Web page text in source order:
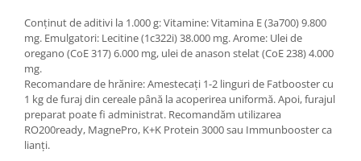
Conținut de aditivi la 1.000 g: Vitamine: Vitamina E (3a700) 9.800
mg. Emulgatori: Lecitine (1c322i) 38.000 mg. Arome: Ulei de
oregano (CoE 317) 6.000 mg, ulei de anason stelat (CoE 238) 4.000
mg.
Recomandare de hrănire: Amestecați 1-2 linguri de Fatbooster cu
1 kg de furaj din cereale până la acoperirea uniformă. Apoi, furajul
preparat poate fi administrat. Recomandăm utilizarea
RO200ready, MagnePro, K+K Protein 3000 sau Immunbooster ca
lianți.